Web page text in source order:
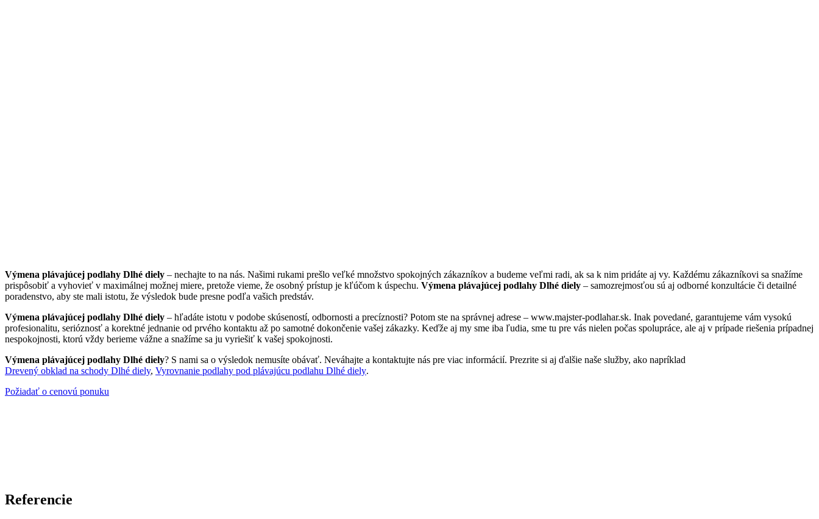
Výmena plávajúcej podlahy Dlhé diely – nechajte to na nás. Našimi rukami prešlo veľké množstvo spokojných zákazníkov a budeme veľmi radi, ak sa k nim pridáte aj vy. Každému zákazníkovi sa snažíme
prispôsobiť a vyhovieť v maximálnej možnej miere, pretože vieme, že osobný prístup je kľúčom k úspechu. Výmena plávajúcej podlahy Dlhé diely – samozrejmosťou sú aj odborné konzultácie či detailné
poradenstvo, aby ste mali istotu, že výsledok bude presne podľa vašich predstáv.
Výmena plávajúcej podlahy Dlhé diely – hľadáte istotu v podobe skúseností, odbornosti a precíznosti? Potom ste na správnej adrese – www.majster-podlahar.sk. Inak povedané, garantujeme vám vysokú
profesionalitu, serióznosť a korektné jednanie od prvého kontaktu až po samotné dokončenie vašej zákazky. Keďže aj my sme iba ľudia, sme tu pre vás nielen počas spolupráce, ale aj v prípade riešenia prípadnej
nespokojnosti, ktorú vždy berieme vážne a snažíme sa ju vyriešiť k vašej spokojnosti.
Výmena plávajúcej podlahy Dlhé diely? S nami sa o výsledok nemusíte obávať. Neváhajte a kontaktujte nás pre viac informácií. Prezrite si aj ďalšie naše služby, ako napríklad
Drevený obklad na schody Dlhé diely, Vyrovnanie podlahy pod plávajúcu podlahu Dlhé diely.
Požiadať o cenovú ponuku
Referencie